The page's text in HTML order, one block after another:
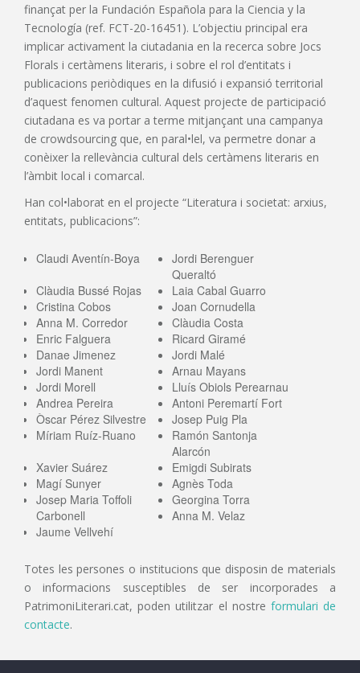
finançat per la Fundación Española para la Ciencia y la
Tecnología (ref. FCT-20-16451). L’objectiu principal era
implicar activament la ciutadania en la recerca sobre Jocs
Florals i certàmens literaris, i sobre el rol d’entitats i
publicacions periòdiques en la difusió i expansió territorial
d’aquest fenomen cultural. Aquest projecte de participació
ciutadana es va portar a terme mitjançant una campanya
de crowdsourcing que, en paral•lel, va permetre donar a
conèixer la rellevància cultural dels certàmens literaris en
l’àmbit local i comarcal.
Han col•laborat en el projecte “Literatura i societat: arxius,
entitats, publicacions”:
Claudi Aventín-Boya
Jordi Berenguer
Queraltó
Clàudia Bussé Rojas
Laia Cabal Guarro
Cristina Cobos
Joan Cornudella
Anna M. Corredor
Clàudia Costa
Enric Falguera
Ricard Giramé
Danae Jimenez
Jordi Malé
Jordi Manent
Arnau Mayans
Jordi Morell
Lluís Obiols Perearnau
Andrea Pereira
Antoni Peremartí Fort
Òscar Pérez Silvestre
Josep Puig Pla
Míriam Ruíz-Ruano
Ramón Santonja
Alarcón
Xavier Suárez
Emigdi Subirats
Magí Sunyer
Agnès Toda
Josep Maria Toffoli
Carbonell
Georgina Torra
Anna M. Velaz
Jaume Vellvehí
Totes les persones o institucions que disposin de materials
o informacions susceptibles de ser incorporades a
PatrimoniLiterari.cat, poden utilitzar el nostre formulari de
contacte.